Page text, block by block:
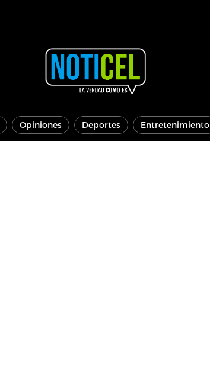
Opiniones Deportes Entretenimiento